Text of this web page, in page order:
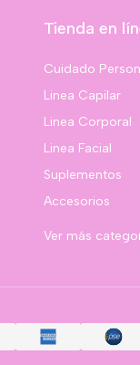
Tienda en
Cuidado
Linea Capilar
Linea Corporal
Linea Facial
Suplementos
Accesorios
Ver más